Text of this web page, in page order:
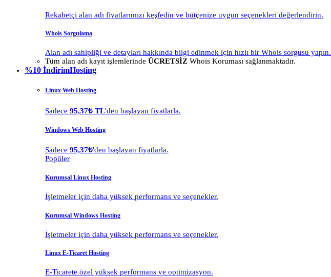
Rekabetçi alan adı fiyatlarımızı keşfedin ve bütçenize uygun seçenekleri değerlendirin.
Whois Sorgulama
Alan adı sahipliği ve detayları hakkında bilgi edinmek için hızlı bir Whois sorgusu yapın.
Tüm alan adı kayıt işlemlerinde ÜCRETSİZ Whois Koruması sağlanmaktadır.
%10 İndirimHosting
Linux Web Hosting
Sadece 95,37₺ TL'den başlayan fiyatlarla.
Windows Web Hosting
Sadece 95,37₺'den başlayan fiyatlarla.
Popüler
Kurumsal Linux Hosting
İşletmeler için daha yüksek performans ve seçenekler.
Kurumsal Windows Hosting
İşletmeler için daha yüksek performans ve seçenekler.
Linux E-Ticaret Hosting
E-Ticarete özel yüksek performans ve optimizasyon.